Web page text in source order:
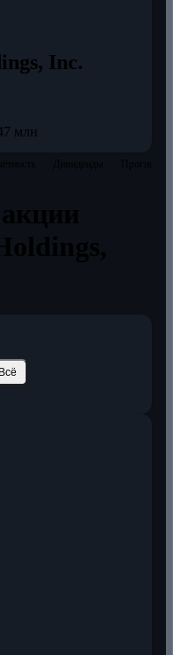
Inc.
млн
Всё